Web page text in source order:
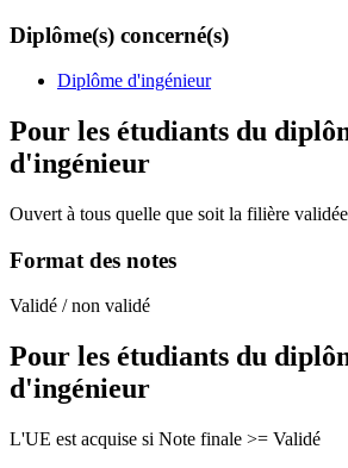
Diplôme(s) concerné(s)
Diplôme d'ingénieur
Pour les étudiants du
d'ingénieur
Ouvert à tous quelle que soit la filière
Format des notes
Validé / non validé
Pour les étudiants du
d'ingénieur
L'UE est acquise si Note finale >= Validé